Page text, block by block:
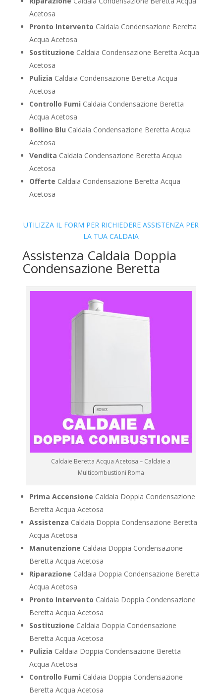
Acetosa
Pronto Intervento Caldaia Condensazione Beretta
Acqua Acetosa
Sostituzione Caldaia Condensazione Beretta Acqua
Acetosa
Pulizia Caldaia Condensazione Beretta Acqua
Acetosa
Controllo Fumi Caldaia Condensazione Beretta
Acqua Acetosa
Bollino Blu Caldaia Condensazione Beretta Acqua
Acetosa
Vendita Caldaia Condensazione Beretta Acqua
Acetosa
Offerte Caldaia Condensazione Beretta Acqua
Acetosa
UTILIZZA IL FORM PER RICHIEDERE ASSISTENZA PER
LA TUA CALDAIA
Assistenza Caldaia Doppia
Condensazione Beretta
Caldaie Beretta Acqua Acetosa – Caldaie a
Multicombustioni Roma
Prima Accensione Caldaia Doppia Condensazione
Beretta Acqua Acetosa
Assistenza Caldaia Doppia Condensazione Beretta
Acqua Acetosa
Manutenzione Caldaia Doppia Condensazione
Beretta Acqua Acetosa
Riparazione Caldaia Doppia Condensazione Beretta
Acqua Acetosa
Pronto Intervento Caldaia Doppia Condensazione
Beretta Acqua Acetosa
Sostituzione Caldaia Doppia Condensazione
Beretta Acqua Acetosa
Pulizia Caldaia Doppia Condensazione Beretta
Acqua Acetosa
Controllo Fumi Caldaia Doppia Condensazione
Beretta Acqua Acetosa